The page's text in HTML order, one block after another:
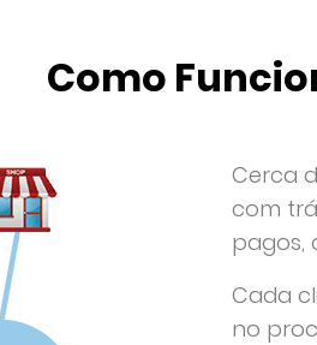
Como
Cerca
com
pagos,
Cada
no